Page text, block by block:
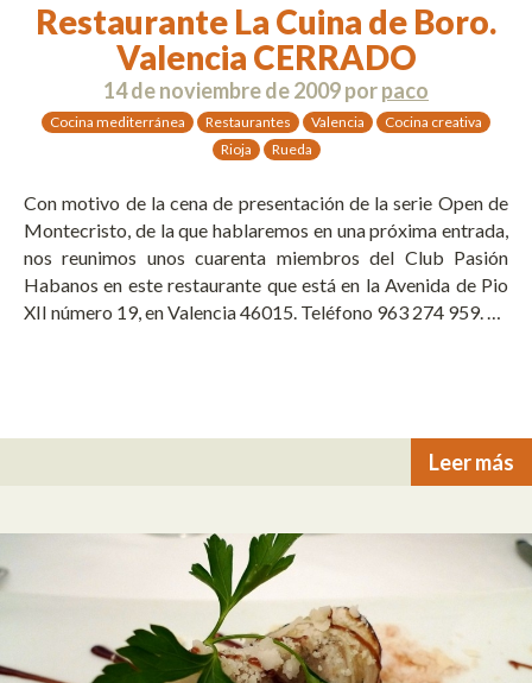
Restaurante La Cuina de Boro.
Valencia CERRADO
14 de noviembre de 2009porpaco
Cocina mediterránea Restaurantes Valencia
Cocina creativa
Rioja
Rueda
Con motivo de la cena de presentación de la serie Open de
Montecristo, de la que hablaremos en una próxima entrada,
nos reunimos unos cuarenta miembros del Club Pasión
Habanos en este restaurante que está en la Avenida de Pio
XII número 19, en Valencia 46015. Teléfono 963 274 959. …
Leer más